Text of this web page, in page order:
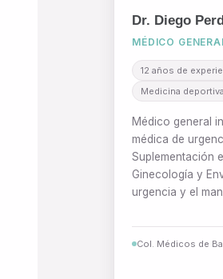
Dr. Diego
MÉDICO
12 años de
Medicina deportiva
Médico general
médica de
Suplementación
Ginecología y
urgencia y el
Col. Médicos de